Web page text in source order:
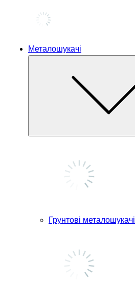
Металошукачі
Грунтові металошукачі